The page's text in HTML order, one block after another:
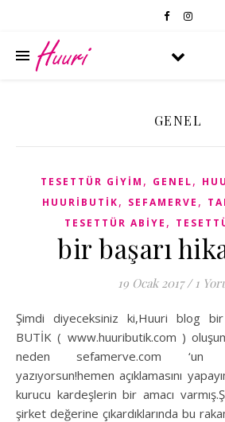
GENEL
TESETTÜR GIYIM , GENEL,
HUURIBUTIK, SEFAMERVE ,
TESETTÜR ABIYE ,
bir başarı
19 Ocak 2017 / 1
Şimdi diyeceksiniz ki,Huuri blog bir HUURİ TESETTÜR
BUTİK ( www.huuributik.com )
neden sefamerve.com ‘un
yazıyorsun!hemen açıklamasını
kurucu kardeşlerin bir amacı
şirket değerine çıkardıklarında bu